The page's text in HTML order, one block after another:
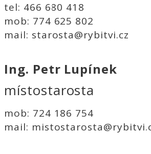
tel: 466 680 418
mob: 774 625 802
mail: starosta@rybitvi.cz
Ing. Petr Lupínek
místostarosta
mob: 724 186 754
mail: